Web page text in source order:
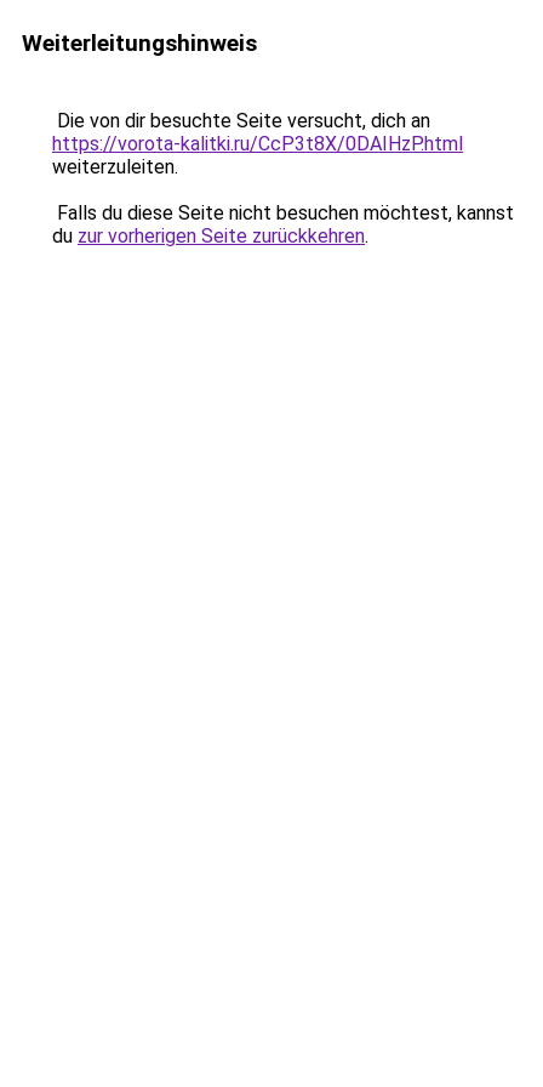
Weiterleitungshinweis
Die von dir besuchte Seite versucht, dich an
https://vorota-kalitki.ru/CcP3t8X/0DAIHzP.html
weiterzuleiten.
Falls du diese Seite nicht besuchen möchtest, kannst
du zur vorherigen Seite zurückkehren.